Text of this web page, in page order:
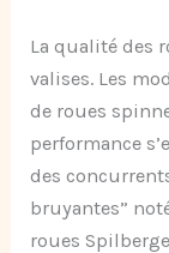
La qualité des
valises. Les
de roues
performance
des
bruyantes”
roues